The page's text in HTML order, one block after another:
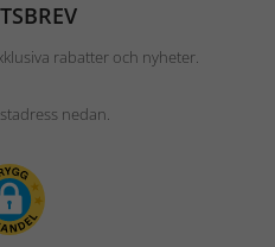
rabatter och nyheter.
nedan.